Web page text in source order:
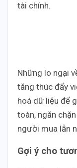
tài chính.
Những lo ngại
tăng thúc đẩy
hoá dữ liệu để
toàn, ngăn
người mua lẫn
Gợi ý cho